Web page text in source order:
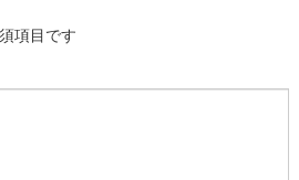
項目です